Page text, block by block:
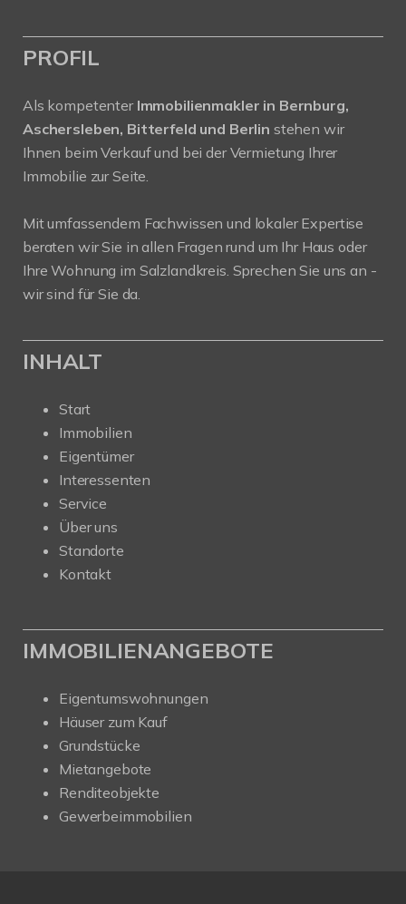
PROFIL
Als kompetenter Immobilienmakler in Bernburg,
Aschersleben, Bitterfeld und Berlin stehen wir
Ihnen beim Verkauf und bei der Vermietung Ihrer
Immobilie zur Seite.
Mit umfassendem Fachwissen und lokaler Expertise
beraten wir Sie in allen Fragen rund um Ihr Haus oder
Ihre Wohnung im Salzlandkreis. Sprechen Sie uns an -
wir sind für Sie da.
INHALT
Start
Immobilien
Eigentümer
Interessenten
Service
Über uns
Standorte
Kontakt
IMMOBILIENANGEBOTE
Eigentumswohnungen
Häuser zum Kauf
Grundstücke
Mietangebote
Renditeobjekte
Gewerbeimmobilien